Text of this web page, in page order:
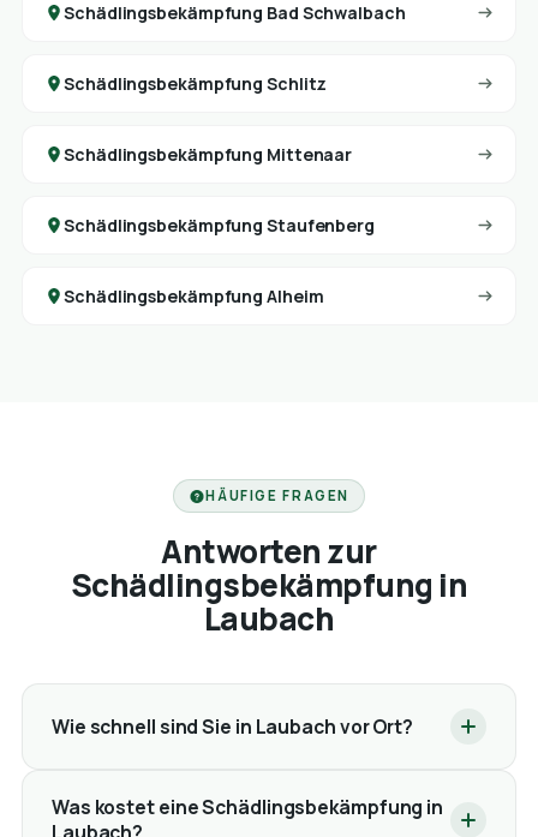
Schädlingsbekämpfung Bad Schwalbach
Schädlingsbekämpfung Schlitz
Schädlingsbekämpfung Mittenaar
Schädlingsbekämpfung Staufenberg
Schädlingsbekämpfung Alheim
HÄUFIGE FRAGEN
Antworten zur
Schädlingsbekämpfung in
Laubach
Wie schnell sind Sie in Laubach vor Ort?
Was kostet eine Schädlingsbekämpfung in